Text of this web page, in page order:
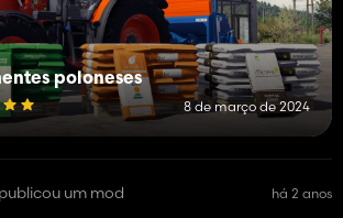
poloneses
8 de março de 2024
publicou um mod há 2 anos